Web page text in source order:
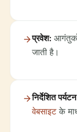
प्रवेश:
जाती है।
निर्देशित
वेबसाइट के